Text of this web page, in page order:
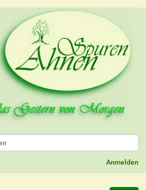
Anmelden